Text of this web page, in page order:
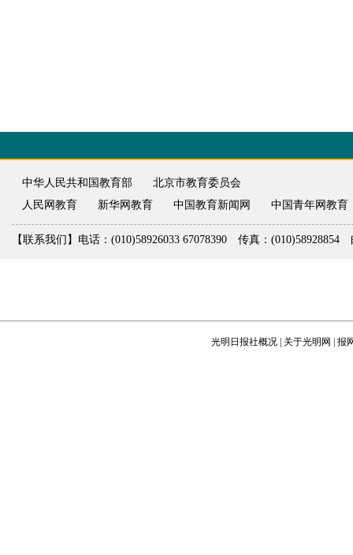
中华人民共和国教育部
北京市教育委员会
人民网教育
新华网教育 中国教育新闻网 中国青年网教育
【联系我们】电话：(010)58926033 67078390 传真：(010)58928854
光明日报社概况 关于光明网 报